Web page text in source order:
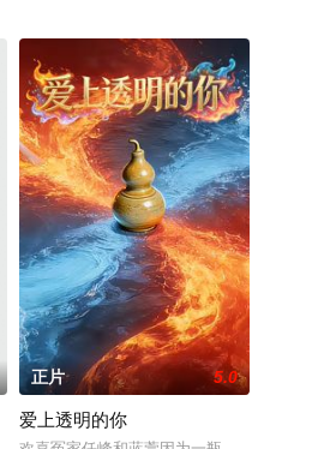
正片 5.0
爱上透明的你